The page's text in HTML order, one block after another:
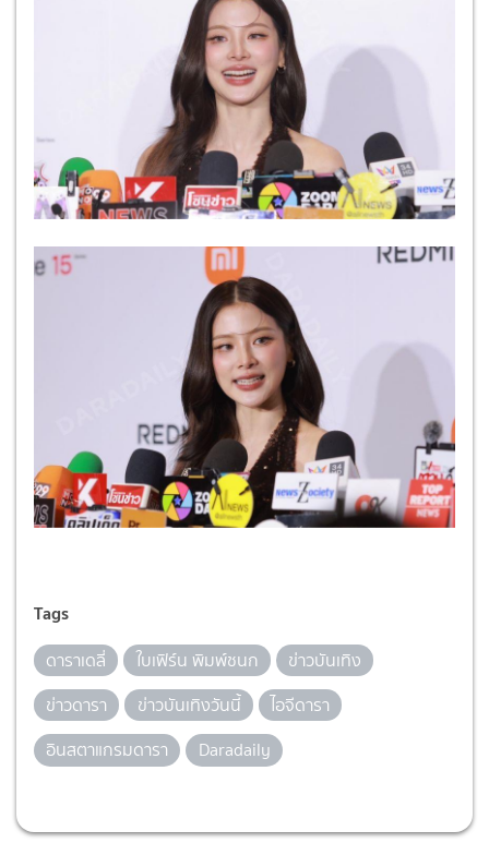
Tags
ดาราเดลี่ ใบเฟิร์น พิมพ์ชนก
ข่าวบันเทิง
ข่าวดารา
ข่าวบันเทิงวันนี้
ไอจีดารา
อินสตาแกรมดารา
Daradaily